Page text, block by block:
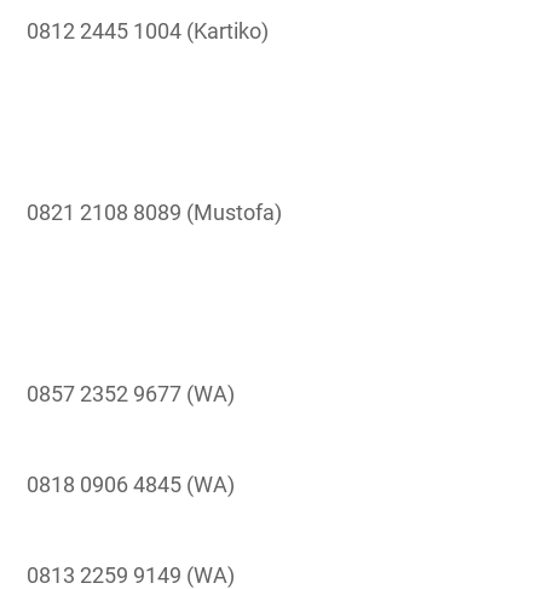
0812 2445 1004 (Kartiko)
0821 2108 8089 (Mustofa)
0857 2352 9677 (WA)
0818 0906 4845 (WA)
0813 2259 9149 (WA)